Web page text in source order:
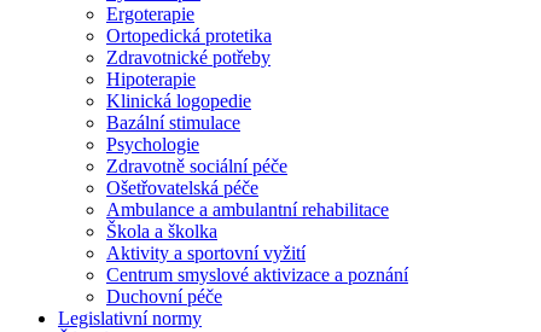
Ergoterapie
Ortopedická protetika
Zdravotnické potřeby
Hipoterapie
Klinická logopedie
Bazální stimulace
Psychologie
Zdravotně sociální péče
Ošetřovatelská péče
Ambulance a ambulantní rehabilitace
Škola a školka
Aktivity a sportovní vyžití
Centrum smyslové aktivizace a poznání
Duchovní péče
Legislativní normy